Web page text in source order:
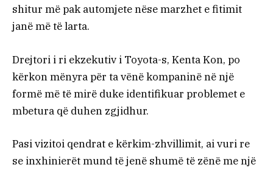
shitur më pak automjete nëse marzhet e fitimit
janë më të larta.
Drejtori i ri ekzekutiv i Toyota-s, Kenta Kon, po
kërkon mënyra për ta vënë kompaninë në një
formë më të mirë duke identifikuar problemet e
mbetura që duhen zgjidhur.
Pasi vizitoi qendrat e kërkim-zhvillimit, ai vuri re
se inxhinierët mund të jenë shumë të zënë me një